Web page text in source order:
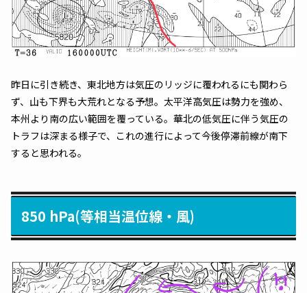
昨日に引き続き、東北地方は気圧のリッジに覆われるにも関わら
ず、山も下界も大荒れとなる予想。太平洋高気圧は勢力を強め、
本州より南の広い範囲を覆っている。華北の低気圧に伴う気圧の
トラフは深まる様子で、これの進行によって今後停滞前線が南下
すると思われる。
850 hPa(等相当温位線・風)